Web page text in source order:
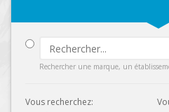
Rechercher une marque, un
Vous recherchez: